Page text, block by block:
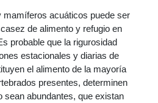
mamíferos acuáticos puede ser
de alimento y refugio en
probable que la rigurosidad
estacionales y diarias de
el alimento de la mayoría
presentes, determinen
sean abundantes, que existan